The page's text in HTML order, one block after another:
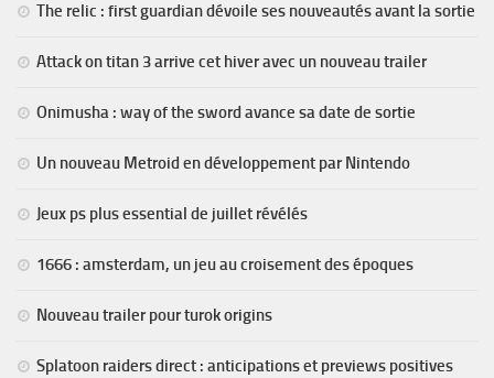
The relic : first guardian dévoile ses nouveautés avant la sortie
Attack on titan 3 arrive cet hiver avec un nouveau trailer
Onimusha : way of the sword avance sa date de sortie
Un nouveau Metroid en développement par Nintendo
Jeux ps plus essential de juillet révélés
1666 : amsterdam, un jeu au croisement des époques
Nouveau trailer pour turok origins
Splatoon raiders direct : anticipations et previews positives